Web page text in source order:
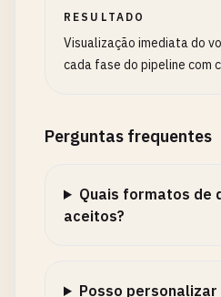
RESULTADO
Visualização imediata do
cada fase do pipeline com
Perguntas frequentes
Quais formatos de
aceitos?
Posso